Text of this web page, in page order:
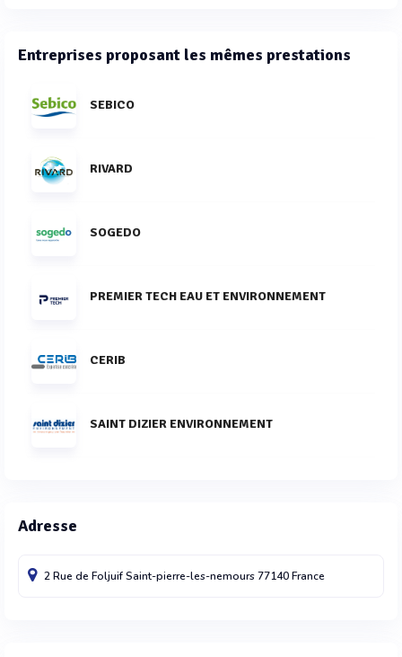
Entreprises proposant les mêmes prestations
SEBICO
RIVARD
SOGEDO
PREMIER TECH EAU ET ENVIRONNEMENT
CERIB
SAINT DIZIER ENVIRONNEMENT
Adresse
2 Rue de FoljuifSaint-pierre-les-nemours77140France